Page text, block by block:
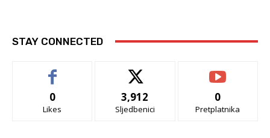
STAY CONNECTED
0
Likes
3,912
Sljedbenici
0
Pretplatnika